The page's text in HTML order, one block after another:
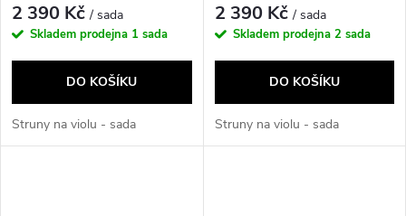
2 390 Kč/ sada
Skladem prodejna 1 sada
DO KOŠÍKU
Struny na violu - sada
2 390 Kč/ sada
Skladem prodejna 2 sada
DO KOŠÍKU
Struny na violu - sada